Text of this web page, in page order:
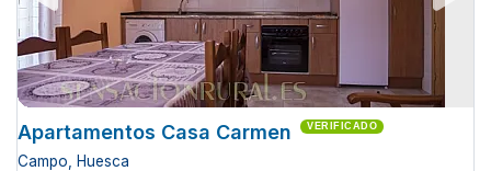
Apartamentos Casa Carmen VERIFICADO
Campo, Huesca